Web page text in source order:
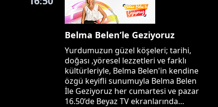
Belma Belen’le Geziyoruz
Yurdumuzun güzel köşeleri; tarihi,
doğası ,yöresel lezzetleri ve farklı
kültürleriyle, Belma Belen'in kendine
özgü keyifli sunumuyla Belma Belen
İle Geziyoruz her cumartesi ve pazar
16.50’de Beyaz TV ekranlarında…